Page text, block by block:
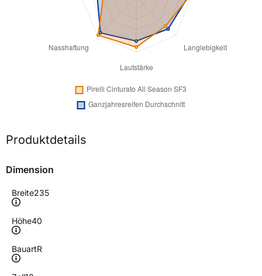
Produktdetails
Dimension
Breite235
Höhe40
BauartR